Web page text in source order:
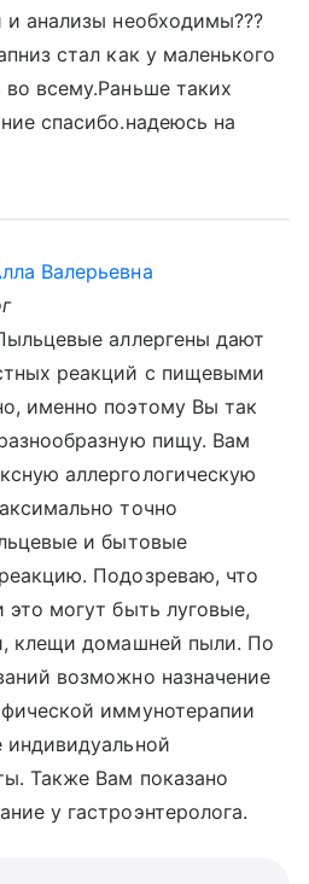
и анализы необходимы???
стал как у маленького
всему.Раньше таких
спасибо.надеюсь на
Валерьевна
аллергены дают
реакций с пищевыми
именно поэтому Вы так
пищу. Вам
аллергологическую
точно
и бытовые
Подозреваю, что
могут быть луговые,
клещи домашней пыли. По
возможно назначение
иммунотерапии
Также Вам показано
у гастроэнтеролога.